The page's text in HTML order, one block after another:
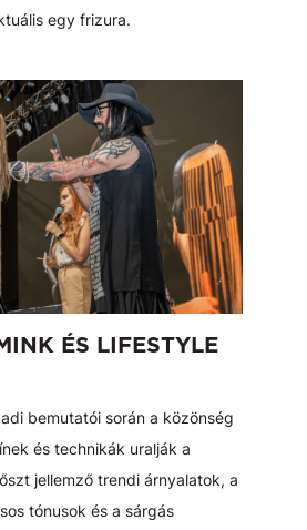
egy frizura.
ÉS LIFESTYLE
bemutatói során a közönség
és technikák uralják a
jellemző trendi árnyalatok, a
tónusok és a sárgás